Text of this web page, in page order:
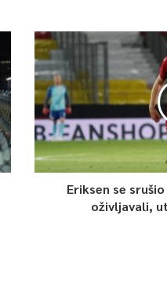
Eriksen se
oživljavali,